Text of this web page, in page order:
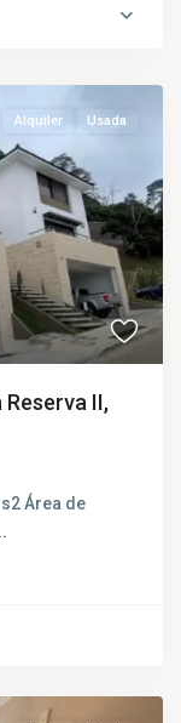
Alquiler Usada
II,
Área de